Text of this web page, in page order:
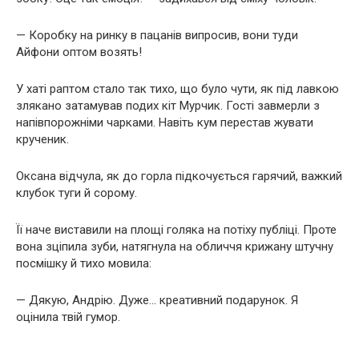
— Коробку на ринку в пацанів випросив, вони туди
Айфони оптом возять!
У хаті раптом стало так тихо, що було чути, як під лавкою
злякано затамував подих кіт Мурчик. Гості завмерли з
напівпорожніми чарками. Навіть кум перестав жувати
крученик.
Оксана відчула, як до горла підкочується гарячий, важкий
клубок туги й сорому.
Її наче виставили на площі голяка на потіху публіці. Проте
вона зціпила зуби, натягнула на обличчя крижану штучну
посмішку й тихо мовила:
— Дякую, Андрію. Дуже… креативний подарунок. Я
оцінила твій гумор.